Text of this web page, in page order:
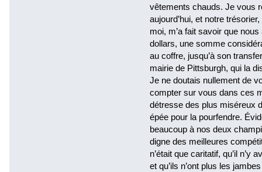
vêtements chauds. Je vous
aujourd’hui, et notre
moi, m’a fait savoir que
dollars, une somme
au coffre, jusqu’à son
mairie de Pittsburgh, qui la
Je ne doutais nullement de
compter sur vous dans ces
détresse des plus miséreux
épée pour la pourfendre.
beaucoup à nos deux
digne des meilleures
n’était que caritatif, qu’il n’y
et qu’ils n’ont plus les